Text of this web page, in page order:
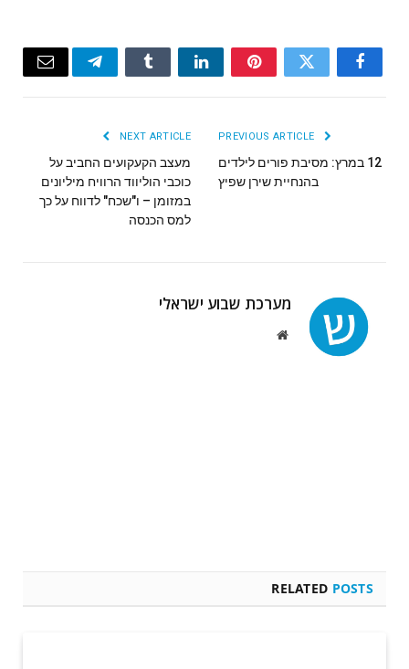
Facebook
Twitter
Pinterest
LinkedIn
Tumblr
Telegram
Email
‬בהנחיית‭ ‬שירן‭ ‬שפיץ
NEXT ARTICLE
מעצב הקעקועים החביב על
כוכבי הוליווד הרוויח מיליונים
במזומן – ו"שכח" לדווח על כך
למס הכנסה
מערכת שבוע ישראלי
Website
RELATED POSTS